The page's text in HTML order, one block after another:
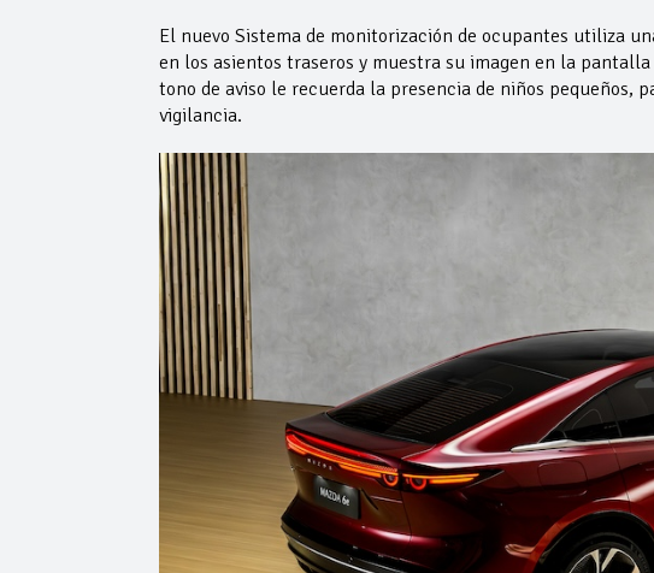
El nuevo Sistema de monitorización de ocupantes utiliza
en los asientos traseros y muestra su imagen en la
tono de aviso le recuerda la presencia de niños pequeños,
vigilancia.